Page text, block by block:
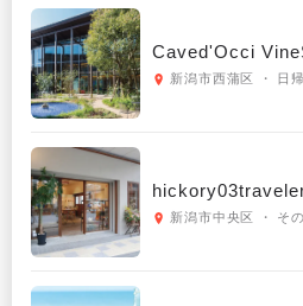
Caved'Occi
新潟市西蒲区 ・ 日
新潟市中央区 ・ そ